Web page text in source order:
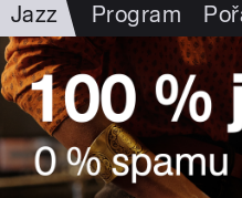
Jazz Program